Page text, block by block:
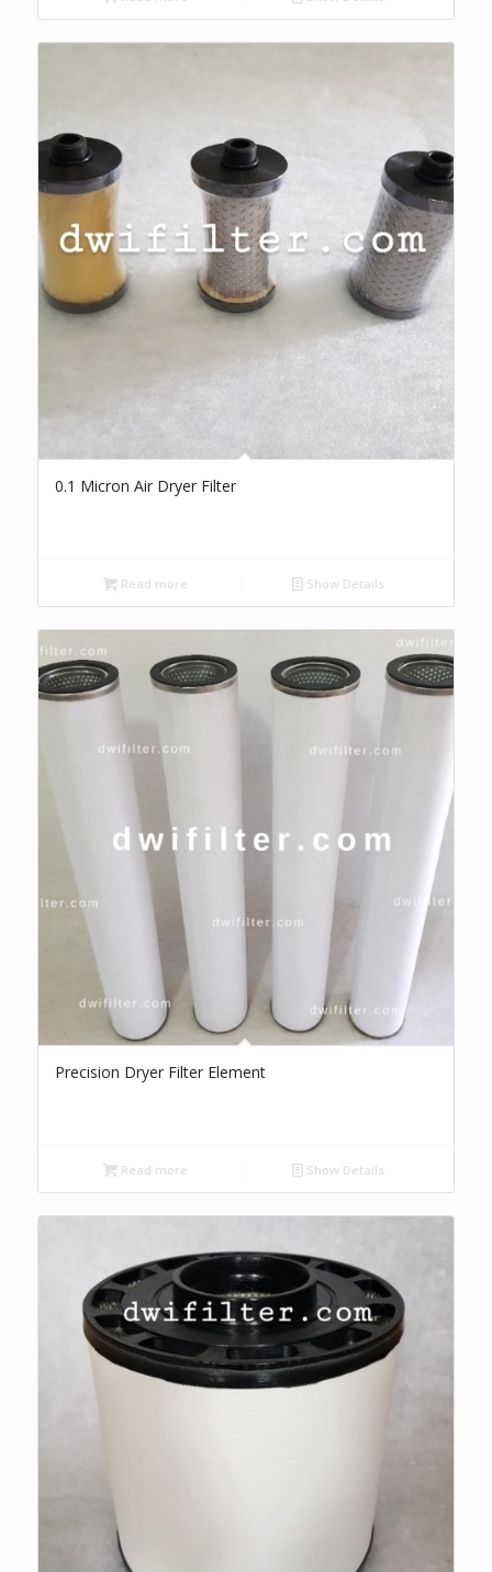
0.1 Micron Air Dryer Filter
Read more Show Details
Precision Dryer Filter Element
Read more Show Details